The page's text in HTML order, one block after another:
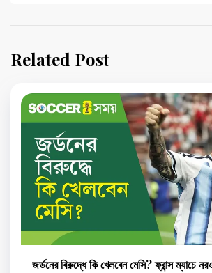
Related Post
জর্ডনের বিরুদ্ধে কি খেলবেন মেসি? ফ্রান্স ম্যাচে